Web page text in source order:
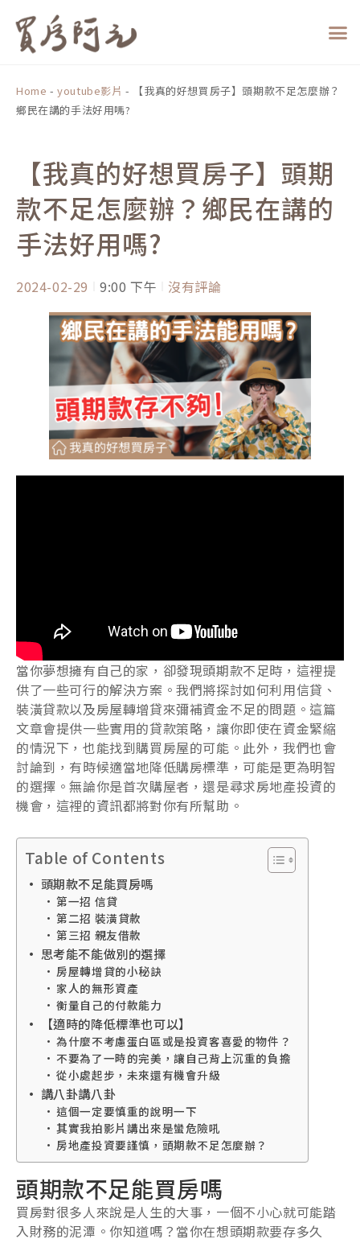
Home -youtube影片 -
【我真的好想買房子】頭期款不足怎麼辦？
鄉民在講的手法好用嗎?
【我真的好想買房子】頭期
款不足怎麼辦？鄉民在講的
手法好用嗎?
2024-02-29 9:00 下午 沒有評論
當你夢想擁有自己的家，卻發現頭期款不足時，這裡提
供了一些可行的解決方案。我們將探討如何利用信貸、
裝潢貸款以及房屋轉增貸來彌補資金不足的問題。這篇
文章會提供一些實用的貸款策略，讓你即使在資金緊縮
的情況下，也能找到購買房屋的可能。此外，我們也會
討論到，有時候適當地降低購房標準，可能是更為明智
的選擇。無論你是首次購屋者，還是尋求房地產投資的
機會，這裡的資訊都將對你有所幫助。
Table of Contents
頭期款不足能買房嗎
第一招 信貸
第二招 裝潢貸款
第三招 親友借款
思考能不能做別的選擇
房屋轉增貸的小秘訣
家人的無形資產
衡量自己的付款能力
【適時的降低標準也可以】
為什麼不考慮蛋白區或是投資客喜愛的物件？
不要為了一時的完美，讓自己背上沉重的負擔
從小處起步，未來還有機會升級
講八卦講八卦
這個一定要慎重的說明一下
其實我拍影片講出來是蠻危險吼
房地產投資要謹慎，頭期款不足怎麼辦？
頭期款不足能買房嗎
買房對很多人來說是人生的大事，一個不小心就可能踏
入財務的泥潭。你知道嗎？當你在想頭期款要存多久